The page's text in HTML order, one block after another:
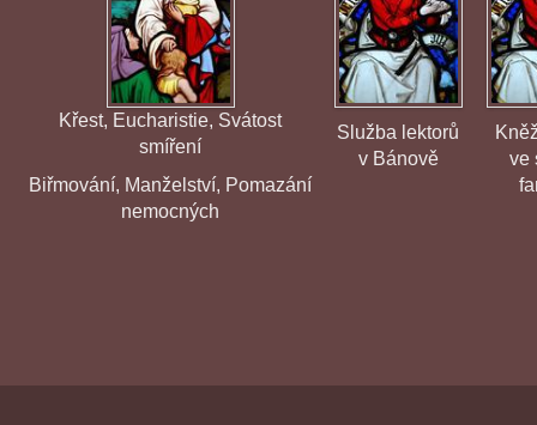
Křest, Eucharistie, Svátost
smíření
Biřmování, Manželství, Pomazání
nemocných
Služba lektorů
v Bánově
ve